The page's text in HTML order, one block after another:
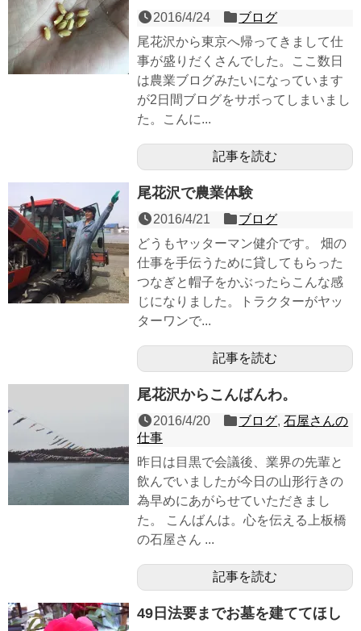
2016/4/24
ブログ
尾花沢から東京へ帰ってきまして仕
事が盛りだくさんでした。ここ数日
は農業ブログみたいになっています
が2日間ブログをサボってしまいまし
た。こんに...
記事を読む
尾花沢で農業体験
2016/4/21
ブログ
どうもヤッターマン健介です。 畑の
仕事を手伝うために貸してもらった
つなぎと帽子をかぶったらこんな感
じになりました。トラクターがヤッ
ターワンで...
記事を読む
尾花沢からこんばんわ。
2016/4/20 ブログ,石屋さんの
仕事
昨日は目黒で会議後、業界の先輩と
飲んでいましたが今日の山形行きの
為早めにあがらせていただきまし
た。 こんばんは。心を伝える上板橋
の石屋さん ...
記事を読む
49日法要までお墓を建ててほし